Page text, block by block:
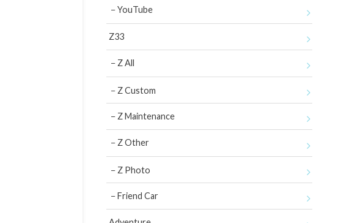
YouTube
Z33
Z All
Z Custom
Z Maintenance
Z Other
Z Photo
Friend Car